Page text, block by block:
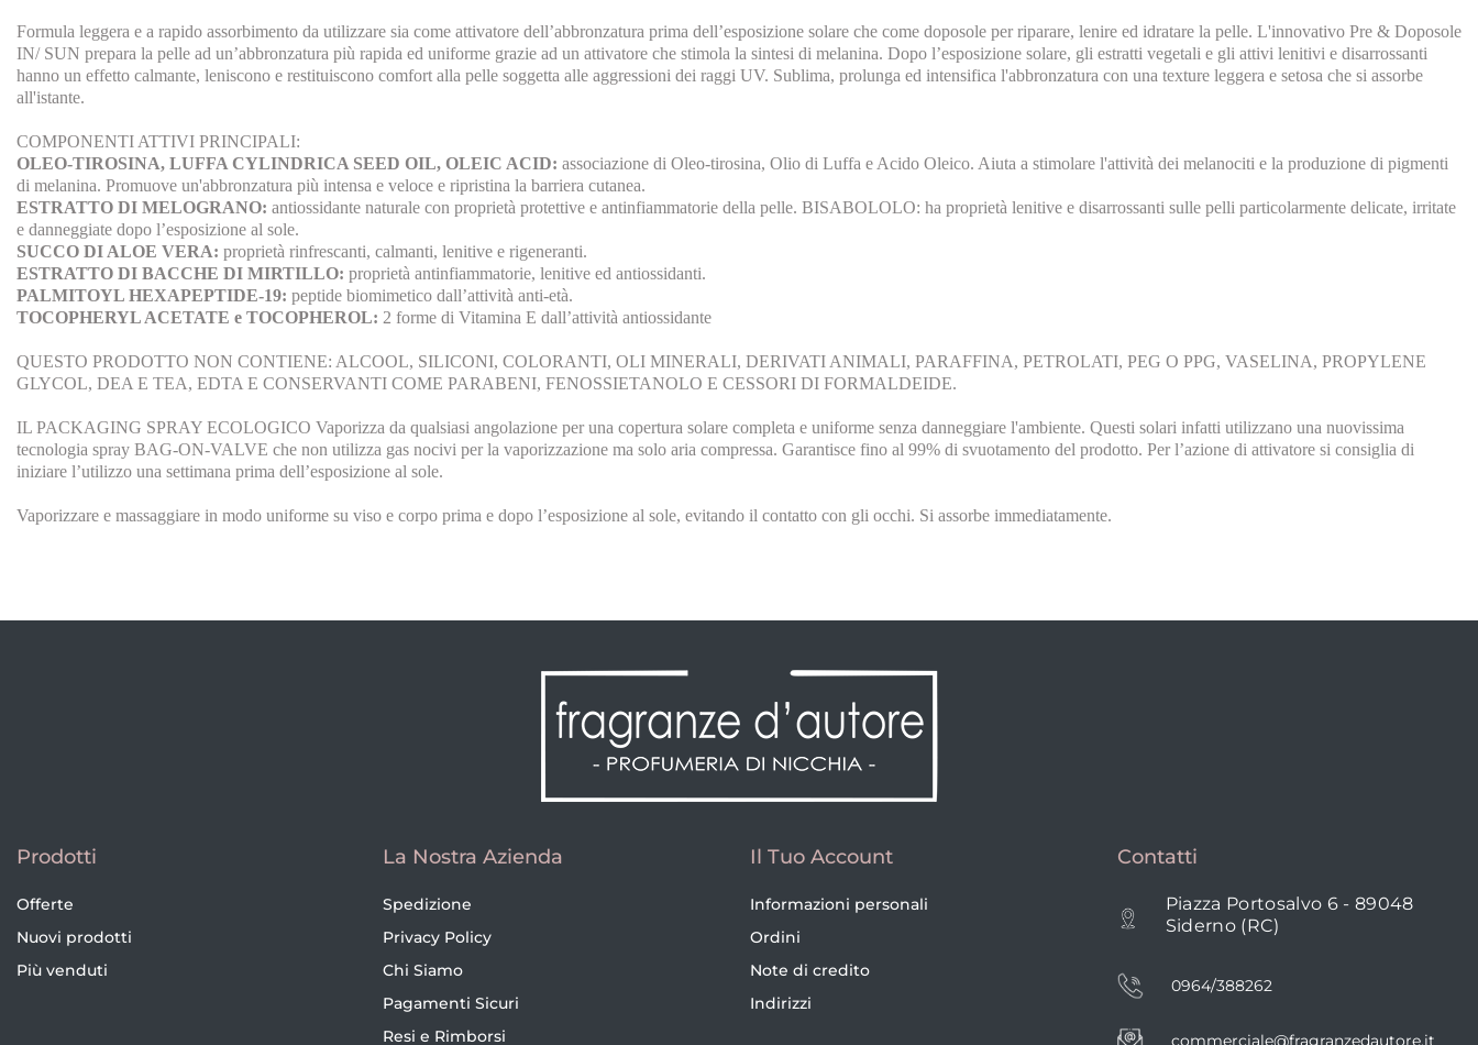
Formula leggera e a rapido assorbimento da utilizzare sia come attivatore dell’abbronzatura prima dell’esposizione solare che come doposole per riparare, lenire ed idratare la pelle. L'innovativo Pre & Doposole
IN/ SUN prepara la pelle ad un’abbronzatura più rapida ed uniforme grazie ad un attivatore che stimola la sintesi di melanina. Dopo l’esposizione solare, gli estratti vegetali e gli attivi lenitivi e disarrossanti
hanno un effetto calmante, leniscono e restituiscono comfort alla pelle soggetta alle aggressioni dei raggi UV. Sublima, prolunga ed intensifica l'abbronzatura con una texture leggera e setosa che si assorbe
all'istante.
COMPONENTI ATTIVI PRINCIPALI:
OLEO-TIROSINA, LUFFA CYLINDRICA SEED OIL, OLEIC ACID: associazione di Oleo-tirosina, Olio di Luffa e Acido Oleico. Aiuta a stimolare l'attività dei melanociti e la produzione di pigmenti
di melanina. Promuove un'abbronzatura più intensa e veloce e ripristina la barriera cutanea.
ESTRATTO DI MELOGRANO: antiossidante naturale con proprietà protettive e antinfiammatorie della pelle. BISABOLOLO: ha proprietà lenitive e disarrossanti sulle pelli particolarmente delicate, irritate
e danneggiate dopo l’esposizione al sole.
SUCCO DI ALOE VERA: proprietà rinfrescanti, calmanti, lenitive e rigeneranti.
ESTRATTO DI BACCHE DI MIRTILLO: proprietà antinfiammatorie, lenitive ed antiossidanti.
PALMITOYL HEXAPEPTIDE-19: peptide biomimetico dall’attività anti-età.
TOCOPHERYL ACETATE e TOCOPHEROL: 2 forme di Vitamina E dall’attività antiossidante
QUESTO PRODOTTO NON CONTIENE: ALCOOL, SILICONI, COLORANTI, OLI MINERALI, DERIVATI ANIMALI, PARAFFINA, PETROLATI, PEG O PPG, VASELINA, PROPYLENE
GLYCOL, DEA E TEA, EDTA E CONSERVANTI COME PARABENI, FENOSSIETANOLO E CESSORI DI FORMALDEIDE.
IL PACKAGING SPRAY ECOLOGICO Vaporizza da qualsiasi angolazione per una copertura solare completa e uniforme senza danneggiare l'ambiente. Questi solari infatti utilizzano una nuovissima
tecnologia spray BAG-ON-VALVE che non utilizza gas nocivi per la vaporizzazione ma solo aria compressa. Garantisce fino al 99% di svuotamento del prodotto. Per l’azione di attivatore si consiglia di
iniziare l’utilizzo una settimana prima dell’esposizione al sole.
Vaporizzare e massaggiare in modo uniforme su viso e corpo prima e dopo l’esposizione al sole, evitando il contatto con gli occhi. Si assorbe immediatamente.
Prodotti
Offerte
Nuovi prodotti
Più venduti
La Nostra Azienda
Spedizione
Privacy Policy
Chi Siamo
Pagamenti Sicuri
Resi e Rimborsi
Il Tuo Account
Informazioni personali
Ordini
Note di credito
Indirizzi
Contatti
Piazza Portosalvo 6 - 89048
Siderno (RC)
0964/388262
commerciale@fragranzedautore.it